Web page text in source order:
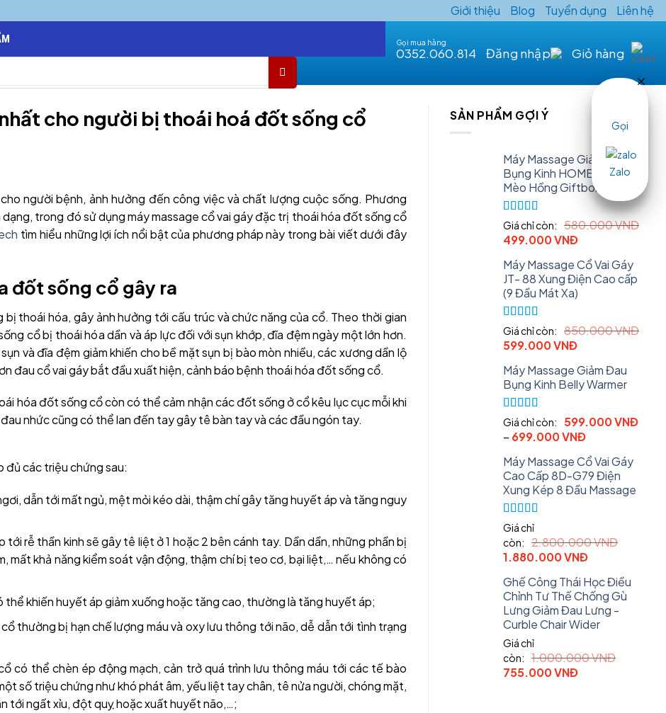
Giới thiệu Blog Tuyển dụng Liên hệ
Gọi mua hàng
0352.060.814 Đăng nhập Giỏ hàng
cho người bị thoái hoá đốt sống cổ
người bệnh, ảnh hưởng đến công việc và chất lượng cuộc sống. Phương
trong đó sử dụng máy massage cổ vai gáy đặc trị thoái hóa đốt sống cổ
tìm hiểu những lợi ích nổi bật của phương pháp này trong bài viết dưới đây
đốt sống cổ gây ra
thoái hóa, gây ảnh hưởng tới cấu trúc và chức năng của cổ. Theo thời gian
cổ bị thoái hóa dần và áp lực đối với sụn khớp, đĩa đệm ngày một lớn hơn.
và đĩa đệm giảm khiến cho bề mặt sụn bị bào mòn nhiều, các xương dần lộ
đau cổ vai gáy bắt đầu xuất hiện, cảnh báo bệnh thoái hóa đốt sống cổ.
hóa đốt sống cổ còn có thể cảm nhận các đốt sống ở cổ kêu lục cục mỗi khi
nhức cũng có thể lan đến tay gây tê bàn tay và các đầu ngón tay.
đủ các triệu chứng sau:
dẫn tới mất ngủ, mệt mỏi kéo dài, thậm chí gây tăng huyết áp và tăng nguy
tới rễ thần kinh sẽ gây tê liệt ở 1 hoặc 2 bên cánh tay. Dần dần, những phần bị
khả năng kiểm soát vận động, thậm chí bị teo cơ, bại liệt,… nếu không có
thể khiến huyết áp giảm xuống hoặc tăng cao, thường là tăng huyết áp;
thường bị hạn chế lượng máu và oxy lưu thông tới não, dễ dẫn tới tình trạng
có thể chèn ép động mạch, cản trở quá trình lưu thông máu tới các tế bào
số triệu chứng như khó phát âm, yếu liệt tay chân, tê nửa người, chóng mặt,
tới ngất xỉu, đột quỵ hoặc xuất huyết não,…;
SẢN PHẨM GỢI Ý
Máy Massage Giảm Đau
Bụng Kinh HOMETECH -
Mèo Hồng Giftbox
Rated5.00
out of 5
Giá chỉ còn: 580.000VNĐ
Original
was:
580.000 VNĐ.
499.000VNĐCurrent
is:
499.000 VNĐ.
Máy Massage Cổ Vai Gáy
JT- 88 Xung Điện Cao cấp
(9 Đầu Mát Xa)
Rated5.00
out of 5
Giá chỉ còn: 850.000VNĐ
Original
was:
850.000 VNĐ.
599.000VNĐCurrent
is:
599.000 VNĐ.
Máy Massage Giảm Đau
Bụng Kinh Belly Warmer
Rated5.00
out of 5
Giá chỉ còn: 599.000VNĐ
– 699.000VNĐ
Máy Massage Cổ Vai Gáy
Cao Cấp 8D-G79 Điện
Xung Kép 8 Đầu Massage
Rated5.00
out of 5
Giá chỉ
còn:
2.800.000VNĐ
Original
was:
2.800.000 VNĐ.
1.880.000VNĐCurrent
is:
1.880.000
Ghế Công Thái Học Điều
Chỉnh Tư Thế Chống Gù
Lưng Giảm Đau Lưng -
Curble Chair Wider
Giá chỉ
còn:
1.000.000VNĐ
Original
755.000VNĐCurrent
Gọi
Zalo